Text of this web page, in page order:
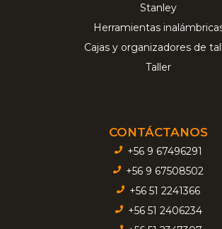
Stanley
Herramientas
Cajas y organizadores de
Taller
CONTÁCTANOS
+56 9 67496291
+56 9 67508502
+56 51 2241366
+56 51 2406234